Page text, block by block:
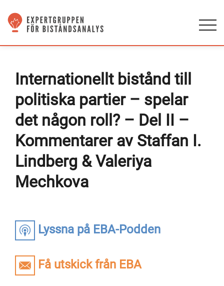
Lyssna på EBA-Podden
Få utskick från EBA
Internationellt bistånd till
politiska partier – spelar
det någon roll? – Del II –
Kommentarer av Staffan I.
Lindberg & Valeriya
Mechkova